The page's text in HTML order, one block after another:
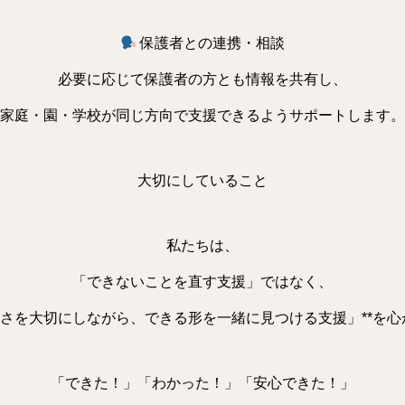
保護者との連携・相談
必要に応じて保護者の方とも情報を共有し、
家庭・園・学校が同じ方向で支援できるようサポートします。
大切にしていること
私たちは、
「できないことを直す支援」ではなく、
を大切にしながら、できる形を一緒に見つける支援」**を心
「できた！」「わかった！」「安心できた！」